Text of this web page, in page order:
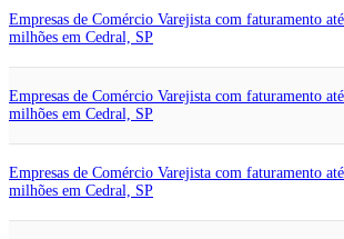
Empresas de Comércio Varejista com faturamento
milhões em Cedral, SP
Empresas de Comércio Varejista com faturamento
milhões em Cedral, SP
Empresas de Comércio Varejista com faturamento
milhões em Cedral, SP